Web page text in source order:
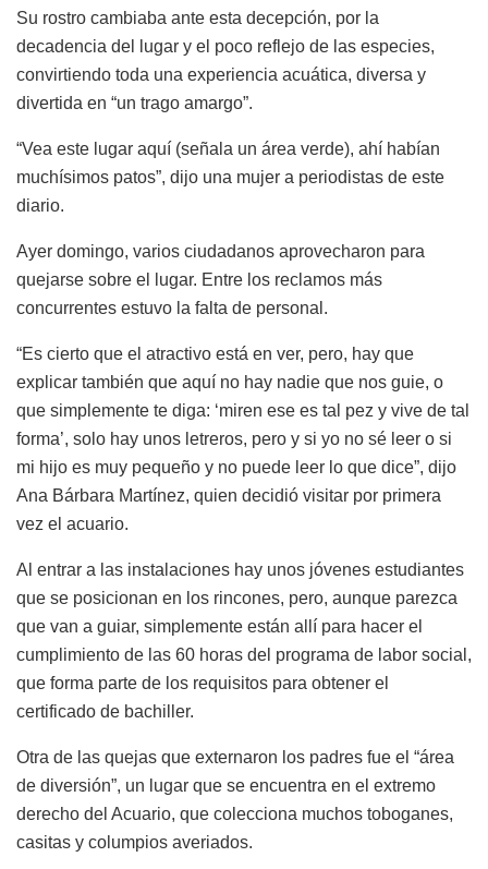
Su rostro cambiaba ante esta decepción, por la
decadencia del lugar y el poco reflejo de las especies,
convirtiendo toda una experiencia acuática, diversa y
divertida en “un trago amargo”.
“Vea este lugar aquí (señala un área verde), ahí habían
muchísimos patos”, dijo una mujer a periodistas de este
diario.
Ayer domingo, varios ciudadanos aprovecharon para
quejarse sobre el lugar. Entre los reclamos más
concurrentes estuvo la falta de personal.
“Es cierto que el atractivo está en ver, pero, hay que
explicar también que aquí no hay nadie que nos guie, o
que simplemente te diga: ‘miren ese es tal pez y vive de tal
forma’, solo hay unos letreros, pero y si yo no sé leer o si
mi hijo es muy pequeño y no puede leer lo que dice”, dijo
Ana Bárbara Martínez, quien decidió visitar por primera
vez el acuario.
Al entrar a las instalaciones hay unos jóvenes estudiantes
que se posicionan en los rincones, pero, aunque parezca
que van a guiar, simplemente están allí para hacer el
cumplimiento de las 60 horas del programa de labor social,
que forma parte de los requisitos para obtener el
certificado de bachiller.
Otra de las quejas que externaron los padres fue el “área
de diversión”, un lugar que se encuentra en el extremo
derecho del Acuario, que colecciona muchos toboganes,
casitas y columpios averiados.